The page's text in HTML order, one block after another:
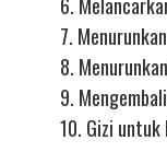
7.
8.
9.
10. Gizi